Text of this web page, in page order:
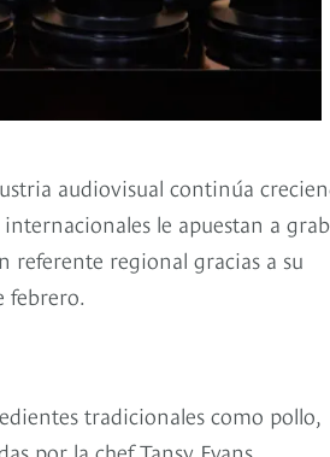
audiovisual continúa
le apuestan a
referente regional gracias a su
tradicionales como pollo,
por la chef Tansy Evans.